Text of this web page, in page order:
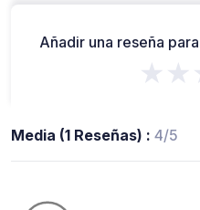
Añadir una reseña
Media (1 Reseñas) : 4/5